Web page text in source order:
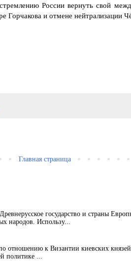
России вернуть свой
Горчакова и отмене нейтрализации
Главная страница
государство и страны
народов. Использу...
отношению к Византии киевских
политике ...